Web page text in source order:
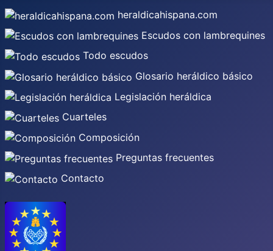
heraldicahispana.com
Escudos con lambrequines
Todo escudos
Glosario heráldico básico
Legislación heráldica
Cuarteles
Composición
Preguntas frecuentes
Contacto